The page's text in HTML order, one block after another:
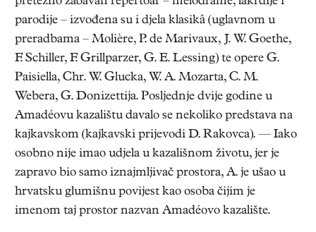
parodije – izvođena su i djela klasikâ (uglavnom u
preradbama – Molière, P. de Marivaux, J. W. Goethe,
F. Schiller, F. Grillparzer, G. E. Lessing) te opere G.
Paisiella, Chr. W. Glucka, W. A. Mozarta, C. M.
Webera, G. Donizettija. Posljednje dvije godine u
Amadéovu kazalištu davalo se nekoliko predstava na
kajkavskom (kajkavski prijevodi D. Rakovca). — Iako
osobno nije imao udjela u kazališnom životu, jer je
zapravo bio samo iznajmljivač prostora, A. je ušao u
hrvatsku glumišnu povijest kao osoba čijim je
imenom taj prostor nazvan Amadéovo kazalište.